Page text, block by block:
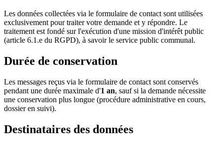
Les données collectées via le formulaire de contact sont utilisées
exclusivement pour traiter votre demande et y répondre. Le
traitement est fondé sur l'exécution d'une mission d'intérêt public
(article 6.1.e du RGPD), à savoir le service public communal.
Durée de conservation
Les messages reçus via le formulaire de contact sont conservés
pendant une durée maximale d'1 an, sauf si la demande nécessite
une conservation plus longue (procédure administrative en cours,
dossier en suivi).
Destinataires des données